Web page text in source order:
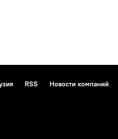
RSS Новости компаний